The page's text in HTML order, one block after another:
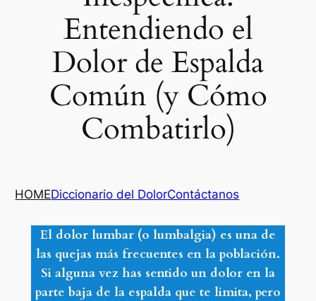
Entendiendo el
Dolor de Espalda
Común (y Cómo
Combatirlo)
HOMEDiccionario del DolorContáctanos
El dolor lumbar (o lumbalgia) es una de
las quejas más frecuentes en la población.
Si alguna vez has sentido un dolor en la
parte baja de la espalda que te limita, pero